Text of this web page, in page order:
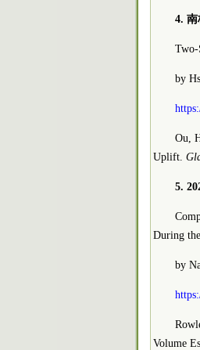
4.
Two-
by
Ou,
Uplift.
5.
During
by
Volume